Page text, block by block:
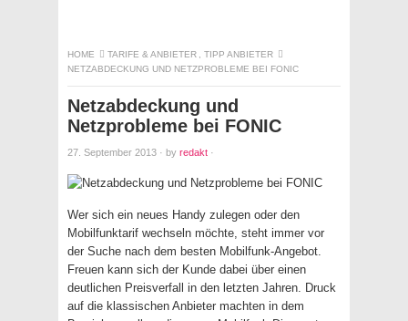
HOME TARIFE & ANBIETER
TIPP ANBIETER
NETZABDECKUNG UND NETZPROBLEME BEI FONIC
Netzabdeckung und
Netzprobleme bei FONIC
27. September 2013 · by redakt ·
Wer sich ein neues Handy zulegen oder den
Mobilfunktarif wechseln möchte, steht immer vor
der Suche nach dem besten Mobilfunk-Angebot.
Freuen kann sich der Kunde dabei über einen
deutlichen Preisverfall in den letzten Jahren. Druck
auf die klassischen Anbieter machten in dem